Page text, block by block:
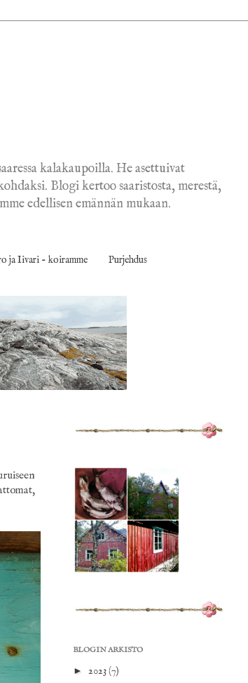
kalakaupoilla. He asettuivat
Blogi kertoo saaristosta, merestä,
edellisen emännän mukaan.
ja Iivari - koiramme Purjehdus
BLOGIN ARKISTO
► 2023(7)